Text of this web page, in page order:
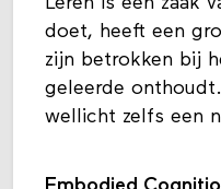
Leren is een zaak
doet, heeft een
zijn betrokken bij
geleerde
wellicht zelfs een